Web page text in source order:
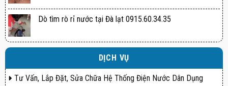
Dò tìm rò rỉ nước tại Đà lạt 0915.60.34.35
DỊCH VỤ
Tư Vấn, Lắp Đặt, Sửa Chữa Hệ Thống Điện Nước Dân Dụng